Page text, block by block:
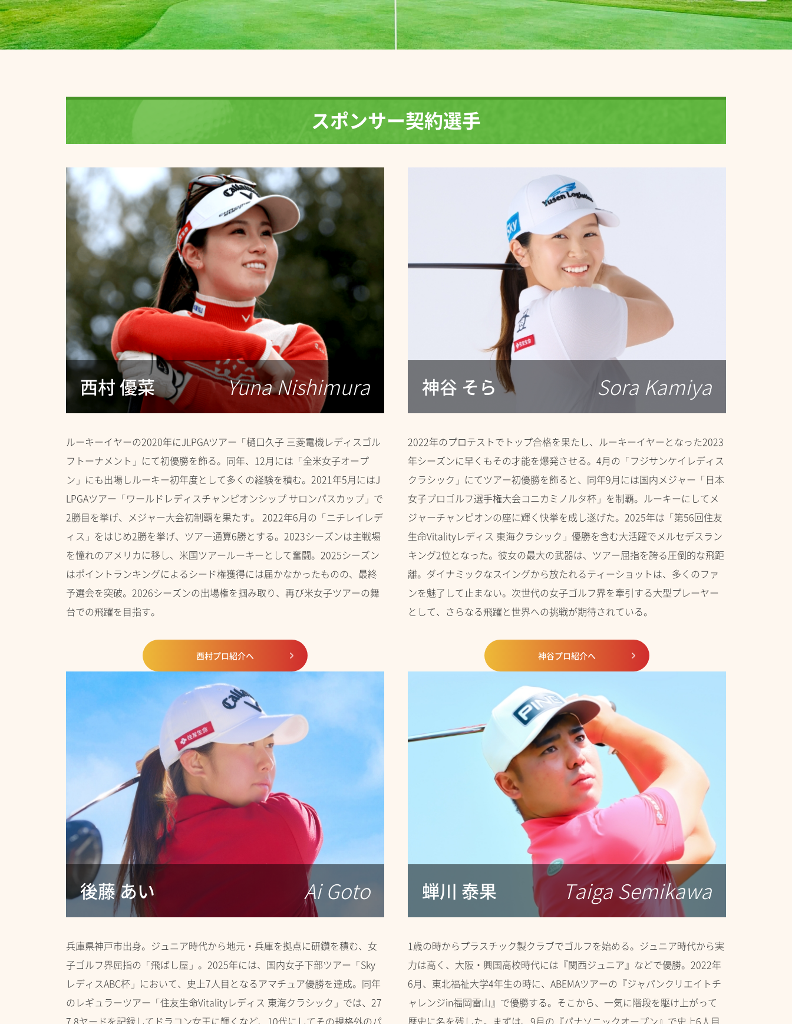
スポンサー契約選手
西村 優菜 Yuna Nishimura
ルーキーイヤーの2020年にJLPGAツアー「樋口久子 三菱電機レディスゴル
フトーナメント」にて初優勝を飾る。同年、12月には「全米女子オープ
ン」にも出場しルーキー初年度として多くの経験を積む。2021年5月にはJ
LPGAツアー「ワールドレディスチャンピオンシップ サロンパスカップ」で
2勝目を挙げ、メジャー大会初制覇を果たす。 2022年6月の「ニチレイレデ
ィス」をはじめ2勝を挙げ、ツアー通算6勝とする。2023シーズンは主戦場
を憧れのアメリカに移し、米国ツアールーキーとして奮闘。2025シーズン
はポイントランキングによるシード権獲得には届かなかったものの、最終
予選会を突破。2026シーズンの出場権を掴み取り、再び米女子ツアーの舞
台での飛躍を目指す。
西村プロ紹介へ
神谷 そら Sora Kamiya
2022年のプロテストでトップ合格を果たし、ルーキーイヤーとなった2023
年シーズンに早くもその才能を爆発させる。4月の「フジサンケイレディス
クラシック」にてツアー初優勝を飾ると、同年9月には国内メジャー「日本
女子プロゴルフ選手権大会コニカミノルタ杯」を制覇。ルーキーにしてメ
ジャーチャンピオンの座に輝く快挙を成し遂げた。2025年は「第56回住友
生命Vitalityレディス 東海クラシック」優勝を含む大活躍でメルセデスラン
キング2位となった。彼女の最大の武器は、ツアー屈指を誇る圧倒的な飛距
離。ダイナミックなスイングから放たれるティーショットは、多くのファ
ンを魅了して止まない。次世代の女子ゴルフ界を牽引する大型プレーヤー
として、さらなる飛躍と世界への挑戦が期待されている。
神谷プロ紹介へ
後藤 あい Ai Goto
兵庫県神戸市出身。ジュニア時代から地元・兵庫を拠点に研鑽を積む、女
子ゴルフ界屈指の「飛ばし屋」。2025年には、国内女子下部ツアー「Sky
レディスABC杯」において、史上7人目となるアマチュア優勝を達成。同年
のレギュラーツアー「住友生命Vitalityレディス 東海クラシック」では、27
7.8ヤードを記録してドラコン女王に輝くなど、10代にしてその規格外のパ
蝉川 泰果 Taiga Semikawa
1歳の時からプラスチック製クラブでゴルフを始める。ジュニア時代から実
力は高く、大阪・興国高校時代には『関西ジュニア』などで優勝。2022年
6月、東北福祉大学4年生の時に、ABEMAツアーの『ジャパンクリエイトチ
ャレンジin福岡雷山』で優勝する。そこから、一気に階段を駆け上がって
歴史に名を残した。まずは、9月の『パナソニックオープン』で史上6人目